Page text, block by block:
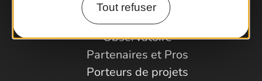
Tout refuser
Espace Pro
Observatoire
Partenaires et Pros
Porteurs de projets